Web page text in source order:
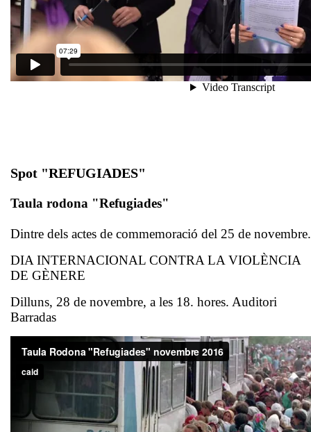
Spot "REFUGIADES"
Taula rodona "Refugiades"
Dintre dels actes de commemoració del 25 de novembre.
DIA INTERNACIONAL CONTRA LA VIOLÈNCIA
DE GÈNERE
Dilluns, 28 de novembre, a les 18. hores. Auditori
Barradas